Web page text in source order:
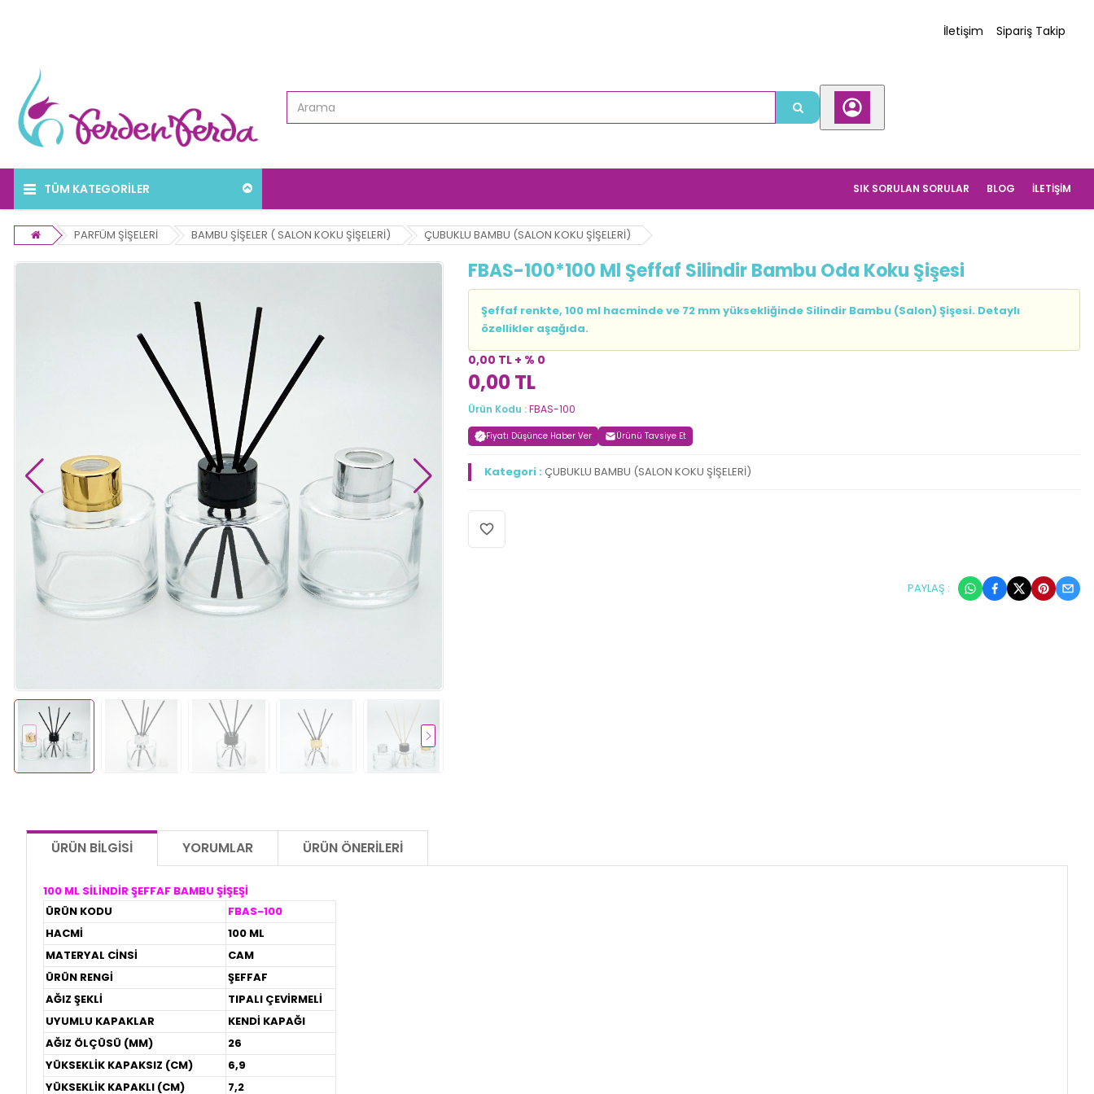
İletişim Sipariş Takip
TÜM KATEGORİLER İLETIŞIM
BLOG
SIK SORULAN SORULAR
PARFÜM ŞİŞELERİ BAMBU ŞİŞELER ( SALON KOKU ŞİŞELERİ) ÇUBUKLU BAMBU (SALON KOKU ŞİŞELERİ)
FBAS-100*100 Ml Şeffaf Silindir Bambu Oda Koku Şişesi
Şeffaf renkte, 100 ml hacminde ve 72 mm yüksekliğinde Silindir Bambu (Salon) Şişesi. Detaylı
özellikler aşağıda.
0,00 TL + % 0
0,00 TL
Ürün Kodu :FBAS-100
Fiyatı Düşünce Haber Ver Ürünü Tavsiye Et
Kategori :ÇUBUKLU BAMBU (SALON KOKU ŞİŞELERİ)
PAYLAŞ :
ÜRÜN BILGISI YORUMLAR ÜRÜN ÖNERILERI
100 ML SİLİNDİR ŞEFFAF BAMBU ŞİŞEŞİ
ÜRÜN KODU
FBAS-100
HACMİ
100 ML
MATERYAL CİNSİ
CAM
ÜRÜN RENGİ
ŞEFFAF
AĞIZ ŞEKLİ
TIPALI ÇEVİRMELİ
UYUMLU KAPAKLAR
KENDİ KAPAĞI
AĞIZ ÖLÇÜSÜ (MM)
26
YÜKSEKLİK KAPAKSIZ (CM)
6,9
YÜKSEKLİK KAPAKLI (CM)
7,2